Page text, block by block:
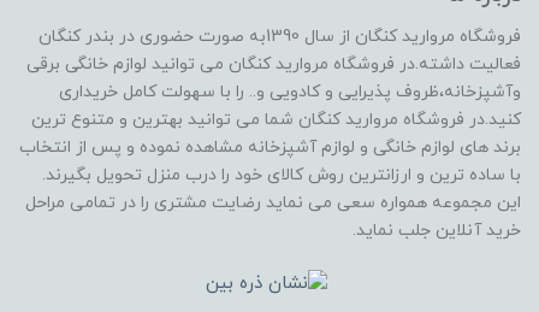
فروشگاه مروارید کنگان از سال 1390به صورت حضوری در بندر کنگان
فعالیت داشته.در فروشگاه مروارید کنگان می توانید لوازم خانگی برقی
وآشپزخانه،ظروف پذیرایی و کادویی و.. را با سهولت کامل خریداری
کنید.در فروشگاه مروارید کنگان شما می توانید بهترین و متنوع ترین
برند های لوازم خانگی و لوازم آشپزخانه مشاهده نموده و پس از انتخاب
با ساده ترین و ارزانترین روش کالای خود را درب منزل تحویل بگیرند.
این مجموعه همواره سعی می نماید رضایت مشتری را در تمامی مراحل
خرید آنلاین جلب نماید.